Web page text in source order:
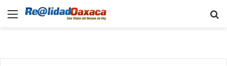
Menu